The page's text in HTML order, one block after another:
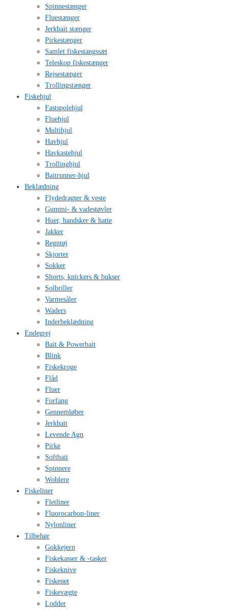
Spinnestænger
Fluestænger
Jerkbait stænger
Pirkestænger
Samlet fiskestangssæt
Teleskop fiskestænger
Rejsestænger
Trollingstænger
Fiskehjul
Fastspolehjul
Fluehjul
Multihjul
Havhjul
Havkastehjul
Trollinghjul
Baitrunner-hjul
Beklædning
Flydedragter & veste
Gummi- & vadestøvler
Huer, handsker & hatte
Jakker
Regntøj
Skjorter
Sokker
Shorts, knickers & bukser
Solbriller
Varmesåler
Waders
Inderbeklædning
Endegrej
Bait & Powerbait
Blink
Fiskekroge
Flåd
Fluer
Forfang
Gennemløber
Jerkbait
Levende Agn
Pirke
Softbait
Spinnere
Woblere
Fiskeliner
Fletliner
Fluorocarbon-liner
Nylonliner
Tilbehør
Gokkejern
Fiskekasser & -tasker
Fiskeknive
Fiskenet
Fiskevægte
Lodder